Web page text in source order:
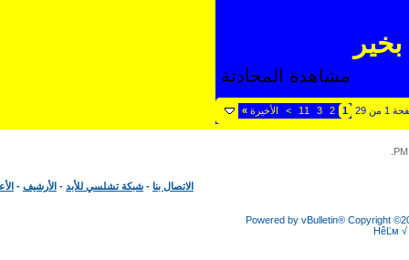
مشاهدة المحادثة
1
2
3
11
> الأخيرة»
الاتصال بنا- شبكة تشلسي للأبد -الأرشيف-الأعلى
Powered by vBulletin®